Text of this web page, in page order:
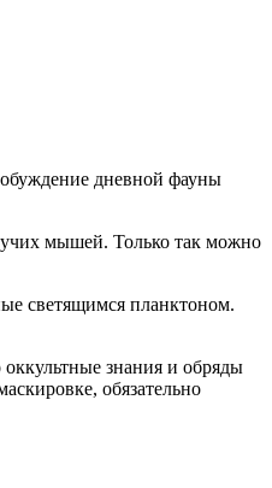
дневной фауны
мышей. Только так можно
светящимся планктоном.
знания и обряды
обязательно